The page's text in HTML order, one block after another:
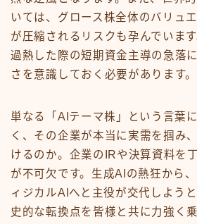
いては、グロース株全体のバリュ
が圧縮されるリスクも孕んでいま
過熱した際の短期資金主導の急落
さを意識しておく必要があります。
単なる「AIテーマ株」という言葉
く、その企業が本当に実需を掴み
けるのか。企業のIRや決算資料を
が不可欠です。生成AIの熱狂から
ィジカルAIへと主役が交代しよう
史的な転換点を皆様と共に力強く